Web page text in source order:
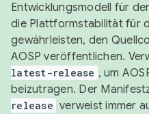
Entwicklungsmodell für
die Plattformstabilität für
gewährleisten, den
AOSP veröffentlichen.
latest-release , um
beizutragen. Der
release verweist immer